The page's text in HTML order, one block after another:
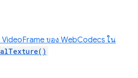
ของ WebCodecs ใน